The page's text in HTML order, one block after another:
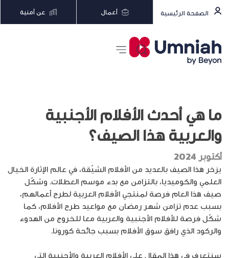
الصفحة الرئيسية أعمال عن أمنية
ما هي أحدث الأفلام الأجنبية
والعربية هذا الصيف؟
أكتوبر 2024
يزخر هذا الصيف بالعديد من الأفلام الشيّقة، في عالم الإثارة الخيال
العلمي والكوميديا، بالتزامن مع بدء موسم العطلات. وشكّل
صيف هذا العام فرصة لمنتجي الأفلام العربية لطرح أعمالهم،
بسبب عدم تزامن شهر رمضان مع مواعيد طرح الأفلام، كما
شكّل فرصة للأفلام الأجنبية والعربية معا للخروج من الهدوء
والركود الذي رافق سوق الأفلام بسبب جائحة كورونا.
سنتعرف في هذا المقال على الأفلام العربية والأجنبية التي